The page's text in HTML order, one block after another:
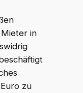
in
zu